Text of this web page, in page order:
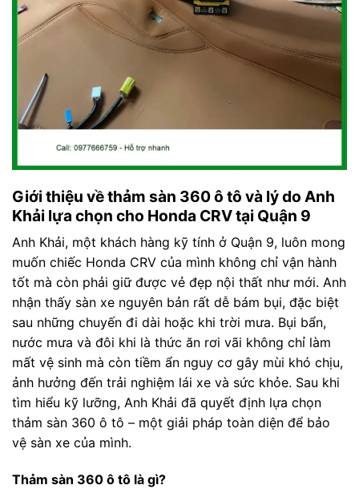
Giới thiệu về thảm sàn 360 ô tô và lý do Anh
Khải lựa chọn cho Honda CRV tại Quận 9
Anh Khải, một khách hàng kỹ tính ở Quận 9, luôn mong
muốn chiếc Honda CRV của mình không chỉ vận hành
tốt mà còn phải giữ được vẻ đẹp nội thất như mới. Anh
nhận thấy sàn xe nguyên bản rất dễ bám bụi, đặc biệt
sau những chuyến đi dài hoặc khi trời mưa. Bụi bẩn,
nước mưa và đôi khi là thức ăn rơi vãi không chỉ làm
mất vệ sinh mà còn tiềm ẩn nguy cơ gây mùi khó chịu,
ảnh hưởng đến trải nghiệm lái xe và sức khỏe. Sau khi
tìm hiểu kỹ lưỡng, Anh Khải đã quyết định lựa chọn
thảm sàn 360 ô tô – một giải pháp toàn diện để bảo
vệ sàn xe của mình.
Thảm sàn 360 ô tô là gì?